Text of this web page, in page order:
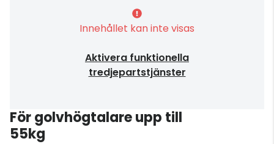
Innehållet kan inte visas
Aktivera funktionella
tredjepartstjänster
För golvhögtalare upp till
55kg